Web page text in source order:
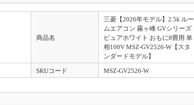
商品名
三菱【2026年モデル】2.5k ルー
ムエアコン 霧ヶ峰 GVシリーズ
ピュアホワイト おもに8畳用 単
相100V MSZ-GV2526-W【スタ
ンダードモデル】
SKUコード MSZ-GV2526-W